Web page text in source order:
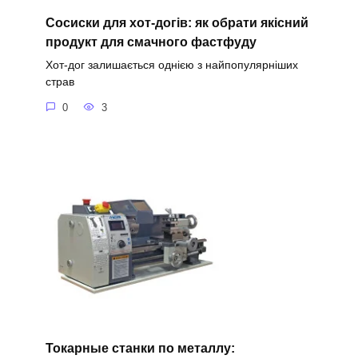
Сосиски для хот-догів: як обрати якісний
продукт для смачного фастфуду
Хот-дог залишається однією з найпопулярніших
страв
0 3
Токарные станки по металлу: